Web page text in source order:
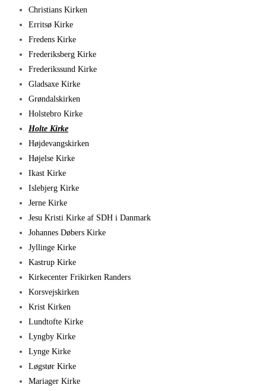
Christians Kirken
Erritsø Kirke
Fredens Kirke
Frederiksberg Kirke
Frederikssund Kirke
Gladsaxe Kirke
Grøndalskirken
Holstebro Kirke
Holte Kirke
Højdevangskirken
Højelse Kirke
Ikast Kirke
Islebjerg Kirke
Jerne Kirke
Jesu Kristi Kirke af SDH i Danmark
Johannes Døbers Kirke
Jyllinge Kirke
Kastrup Kirke
Kirkecenter Frikirken Randers
Korsvejskirken
Krist Kirken
Lundtofte Kirke
Lyngby Kirke
Lynge Kirke
Løgstør Kirke
Mariager Kirke